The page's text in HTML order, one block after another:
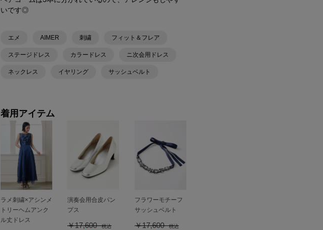
いです◎
エメ AIMER 刺繍 フィット＆フレア
ステージドレス カラードレス ニ次会用ドレス
ネックレス イヤリング サッシュベルト
着用アイテム
ラメ刺繍×アシンメ
トリーヘムアンク
ル丈ドレス
演奏会用合皮パン
プス
￥17,600 税込
フラワーモチーフ
サッシュベルト
￥17,600 税込